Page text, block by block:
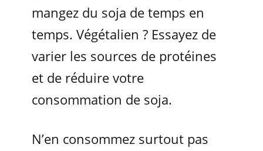
mangez du soja de temps en
temps. Végétalien ? Essayez de
varier les sources de protéines
et de réduire votre
consommation de soja.
N’en consommez surtout pas